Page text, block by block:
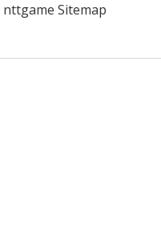
nttgame Sitemap